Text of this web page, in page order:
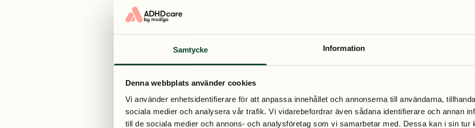
Samtycke Information
Denna webbplats använder cookies
Vi använder enhetsidentifierare för att anpassa innehållet och annonserna till användarna,
sociala medier och analysera vår trafik. Vi vidarebefordrar även sådana identifierare och annan
till de sociala medier och annons- och analysföretag som vi samarbetar med. Dessa kan i sin tur
Undvik att boka in för många uppgifter per dag. Följden blir lätt att du inte hinner
känner dig stressad och missnöjd. Fråga dig om planeringen är realistisk!
4. Kolla kalendern – ofta!
För att strategin ska fungera är det viktigt att du tittar i kalendern flera gånger
– åtminstone morgon, lunch och kväll. Gör det till en god vana! Stryk successivt